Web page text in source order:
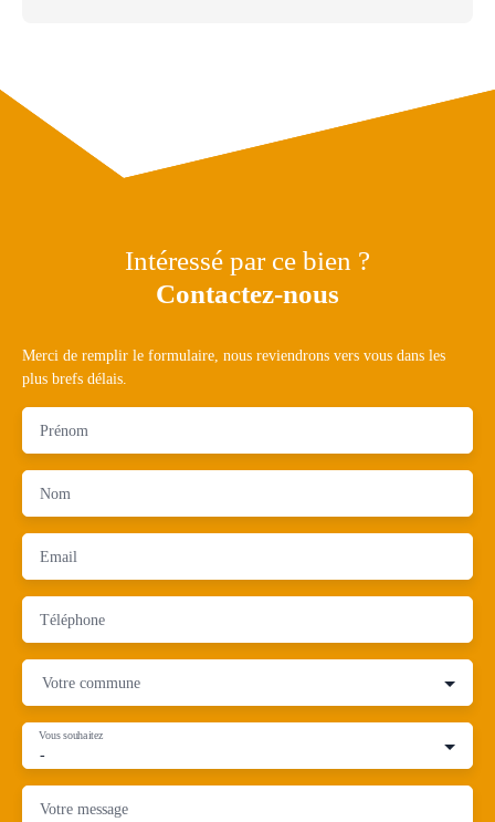
Intéressé par ce bien ?
Contactez-nous
Merci de remplir le formulaire, nous reviendrons vers vous dans les
plus brefs délais.
Prénom
Nom
Email
Téléphone
Votre commune
-
Vous souhaitez
Votre message